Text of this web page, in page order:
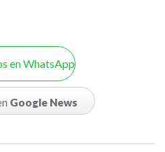
en WhatsApp
Google News